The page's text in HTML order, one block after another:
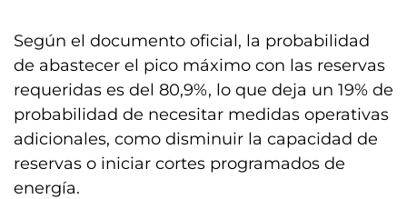
Según el documento oficial, la probabilidad
de abastecer el pico máximo con las reservas
requeridas es del 80,9%, lo que deja un 19% de
probabilidad de necesitar medidas operativas
adicionales, como disminuir la capacidad de
reservas o iniciar cortes programados de
energía.